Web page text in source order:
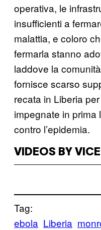
operativa, le
insufficienti a
malattia, e coloro
fermarla stanno
laddove la
fornisce scarso
recata in Liberia
impegnate in prima
contro l’epidemia.
VIDEOS BY VICE
Tag:
ebola Liberia